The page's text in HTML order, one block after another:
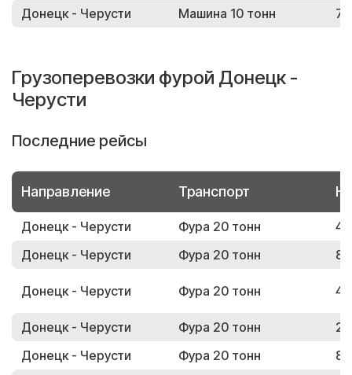
Донецк - Черусти Машина 10 тонн
Грузоперевозки фурой Донецк -
Черусти
Последние рейсы
Направление Транспорт
Донецк - Черусти Фура 20 тонн
Донецк - Черусти
Фура 20 тонн
Донецк - Черусти Фура 20 тонн
Донецк - Черусти Фура 20 тонн
Донецк - Черусти
Фура 20 тонн